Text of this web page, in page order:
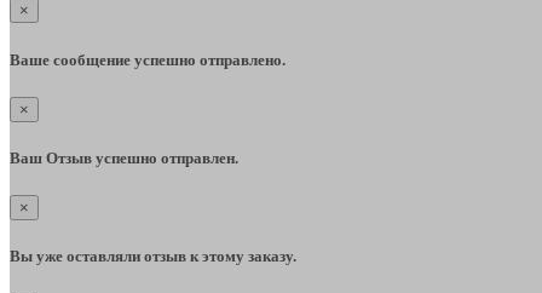
×
Ваше сообщение успешно отправлено.
×
Ваш Отзыв успешно отправлен.
×
Вы уже оставляли отзыв к этому заказу.